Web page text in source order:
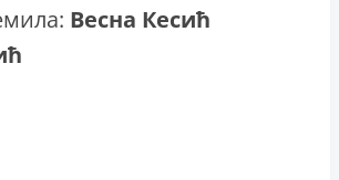
Весна Кесић